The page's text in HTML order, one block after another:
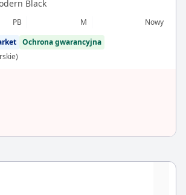
Black
PB M
Nowy
Ochrona gwarancyjna